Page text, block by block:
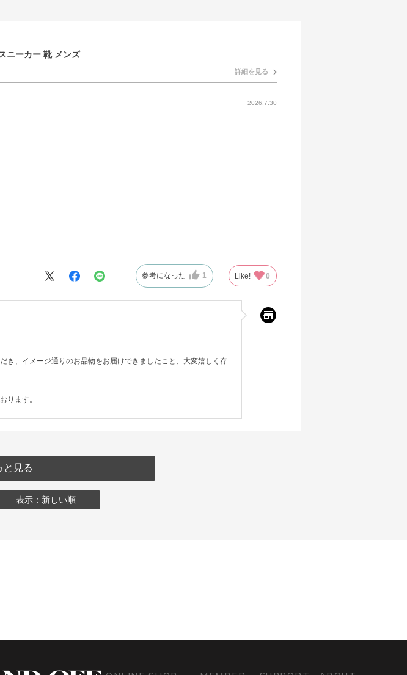
ニーカー 靴 メンズ
詳細を見る
2026.7.30
参考になった 1 Like! 0
き、イメージ通りのお品物をお届けできましたこと、大変嬉しく存
ります。
と見る
表示：新しい順